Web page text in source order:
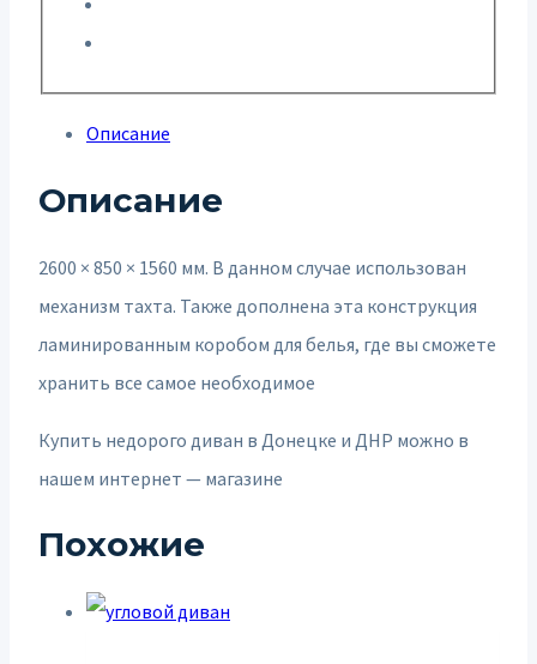
Описание
Описание
2600 × 850 × 1560 мм. В данном случае использован
механизм тахта. Также дополнена эта конструкция
ламинированным коробом для белья, где вы сможете
хранить все самое необходимое
Купить недорого диван в Донецке и ДНР можно в
нашем интернет — магазине
Похожие